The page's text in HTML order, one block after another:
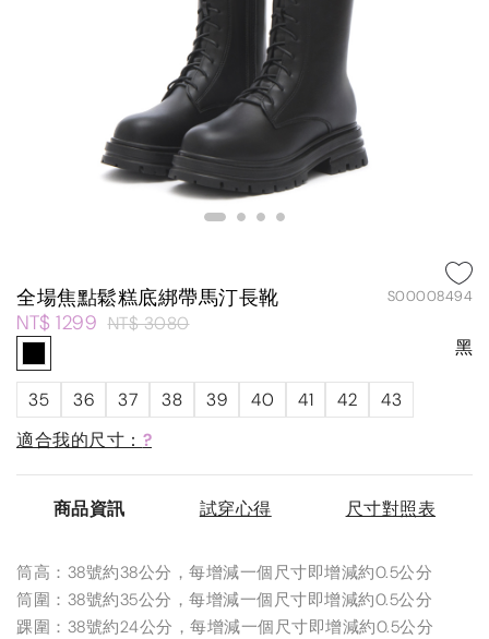
全場焦點鬆糕底綁帶馬汀長靴 S00008494
NT$ 1299 NT$ 3080
黑
35 36 37 38 39 40 41 42
43
適合我的尺寸： ?
商品資訊 試穿心得 尺寸對照表
筒高：38號約38公分，每增減一個尺寸即增減約0.5公分
筒圍：38號約35公分，每增減一個尺寸即增減約0.5公分
踝圍：38號約24公分，每增減一個尺寸即增減約0.5公分